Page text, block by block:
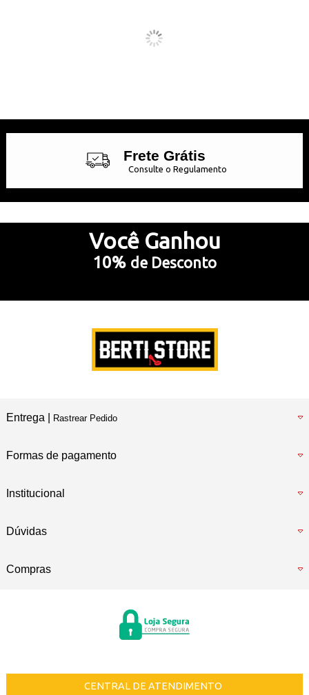
Frete Grátis
Consulte o Regulamento
no Cartão de Crédito
5% Desconto
Você Ganhou
10% de Desconto
Entrega | Rastrear Pedido
Formas de pagamento
Institucional
Dúvidas
Compras
CENTRAL DE ATENDIMENTO